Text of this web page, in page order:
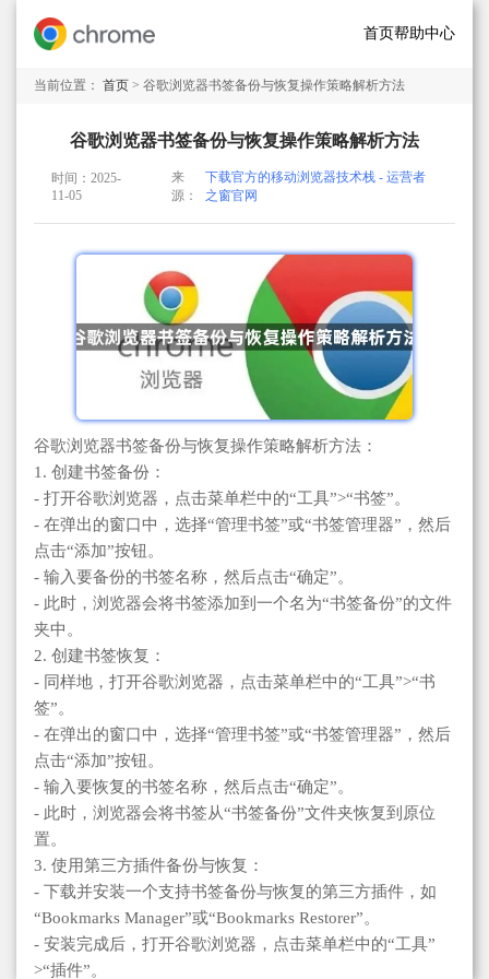
首页帮助中心
当前位置： 首页 > 谷歌浏览器书签备份与恢复操作策略解析方法
谷歌浏览器书签备份与恢复操作策略解析方法
时间：2025-
11-05
来
源：
下载官方的移动浏览器技术栈 - 运营者
之窗官网
谷歌浏览器书签备份与恢复操作策略解析方法：
1. 创建书签备份：
- 打开谷歌浏览器，点击菜单栏中的“工具”>“书签”。
- 在弹出的窗口中，选择“管理书签”或“书签管理器”，然后
点击“添加”按钮。
- 输入要备份的书签名称，然后点击“确定”。
- 此时，浏览器会将书签添加到一个名为“书签备份”的文件
夹中。
2. 创建书签恢复：
- 同样地，打开谷歌浏览器，点击菜单栏中的“工具”>“书
签”。
- 在弹出的窗口中，选择“管理书签”或“书签管理器”，然后
点击“添加”按钮。
- 输入要恢复的书签名称，然后点击“确定”。
- 此时，浏览器会将书签从“书签备份”文件夹恢复到原位
置。
3. 使用第三方插件备份与恢复：
- 下载并安装一个支持书签备份与恢复的第三方插件，如
“Bookmarks Manager”或“Bookmarks Restorer”。
- 安装完成后，打开谷歌浏览器，点击菜单栏中的“工具”
>“插件”。